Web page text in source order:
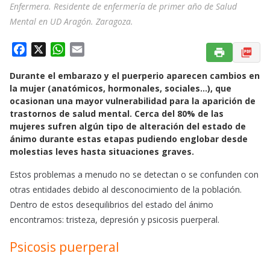
Enfermera. Residente de enfermería de primer año de Salud
Mental en UD Aragón. Zaragoza.
c
e
b
o
o
k
W
a
t
s
A
p
p
a
i
l
Durante el embarazo y el puerperio aparecen cambios en
la mujer (anatómicos, hormonales, sociales…), que
ocasionan una mayor vulnerabilidad para la aparición de
trastornos de salud mental. Cerca del 80% de las
mujeres sufren algún tipo de alteración del estado de
ánimo durante estas etapas pudiendo englobar desde
molestias leves hasta situaciones graves.
Estos problemas a menudo no se detectan o se confunden con
otras entidades debido al desconocimiento de la población.
Dentro de estos desequilibrios del estado del ánimo
encontramos: tristeza, depresión y psicosis puerperal.
Psicosis puerperal